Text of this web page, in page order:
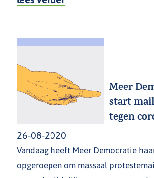
Meer
start
tegen
26-08-2020
Vandaag heeft Meer Democratie
opgeroepen om massaal